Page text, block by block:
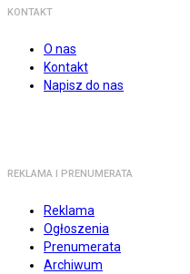
KONTAKT
O nas
Kontakt
Napisz do nas
REKLAMA I PRENUMERATA
Reklama
Ogłoszenia
Prenumerata
Archiwum